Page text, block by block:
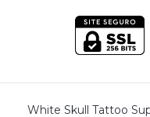
White Skull Tattoo